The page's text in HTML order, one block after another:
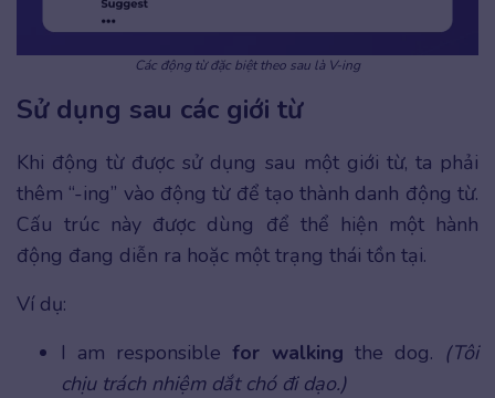
Các động từ đặc biệt theo sau là V-ing
Sử dụng sau các giới từ
Khi động từ được sử dụng sau một giới từ, ta phải
thêm “-ing” vào động từ để tạo thành danh động từ.
Cấu trúc này được dùng để thể hiện một hành
động đang diễn ra hoặc một trạng thái tồn tại.
Ví dụ:
I am responsiblefor walking the dog. (Tôi
chịu trách nhiệm dắt chó đi dạo.)